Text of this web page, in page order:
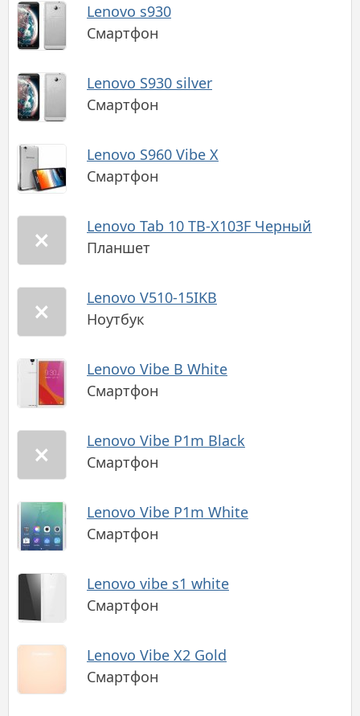
Lenovo s930
Смартфон
Lenovo S930 silver
Смартфон
Lenovo S960 Vibe X
Смартфон
Lenovo Tab 10 TB-X103F Черный
Планшет
Lenovo V510-15IKB
Ноутбук
Lenovo Vibe B White
Смартфон
Lenovo Vibe P1m Black
Смартфон
Lenovo Vibe P1m White
Смартфон
Lenovo vibe s1 white
Смартфон
Lenovo Vibe X2 Gold
Смартфон